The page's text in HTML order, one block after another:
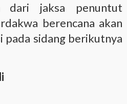
dari jaksa penuntut
berencana akan
pada sidang berikutnya